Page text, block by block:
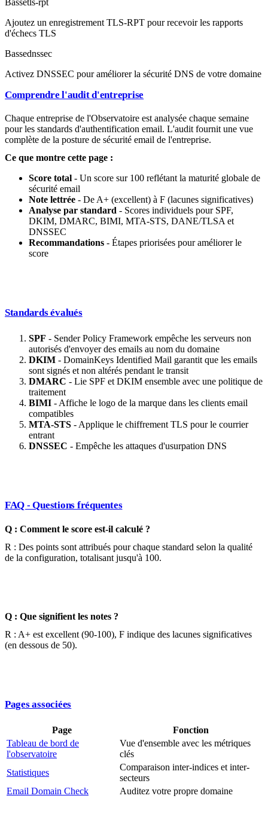
Ajoutez un enregistrement TLS-RPT pour recevoir les rapports
d'échecs TLS
Bassednssec
Activez DNSSEC pour améliorer la sécurité DNS de votre domaine
Comprendre l'audit d'entreprise
Chaque entreprise de l'Observatoire est analysée chaque semaine
pour les standards d'authentification email. L'audit fournit une vue
complète de la posture de sécurité email de l'entreprise.
Ce que montre cette page :
Score total - Un score sur 100 reflétant la maturité globale de
sécurité email
Note lettrée - De A+ (excellent) à F (lacunes significatives)
Analyse par standard - Scores individuels pour SPF,
DKIM, DMARC, BIMI, MTA-STS, DANE/TLSA et
DNSSEC
Recommandations - Étapes priorisées pour améliorer le
score
Standards évalués
SPF - Sender Policy Framework empêche les serveurs non
autorisés d'envoyer des emails au nom du domaine
DKIM - DomainKeys Identified Mail garantit que les emails
sont signés et non altérés pendant le transit
DMARC - Lie SPF et DKIM ensemble avec une politique de
traitement
BIMI - Affiche le logo de la marque dans les clients email
compatibles
MTA-STS - Applique le chiffrement TLS pour le courrier
entrant
DNSSEC - Empêche les attaques d'usurpation DNS
FAQ - Questions fréquentes
Q : Comment le score est-il calculé ?
R : Des points sont attribués pour chaque standard selon la qualité
de la configuration, totalisant jusqu'à 100.
Q : Que signifient les notes ?
R : A+ est excellent (90-100), F indique des lacunes significatives
(en dessous de 50).
Pages associées
Page
Fonction
Tableau de bord de
l'observatoire
Vue d'ensemble avec les métriques
clés
Statistiques
Comparaison inter-indices et inter-
secteurs
Email Domain Check
Auditez votre propre domaine